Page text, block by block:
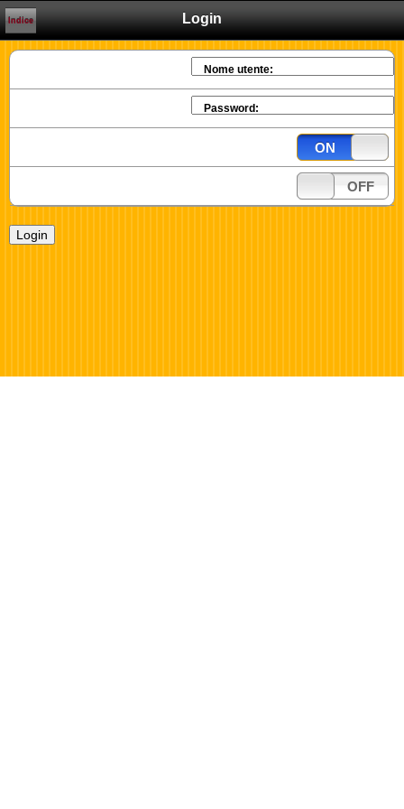
Login
Indice
Nome utente:
Password:
ON
OFF